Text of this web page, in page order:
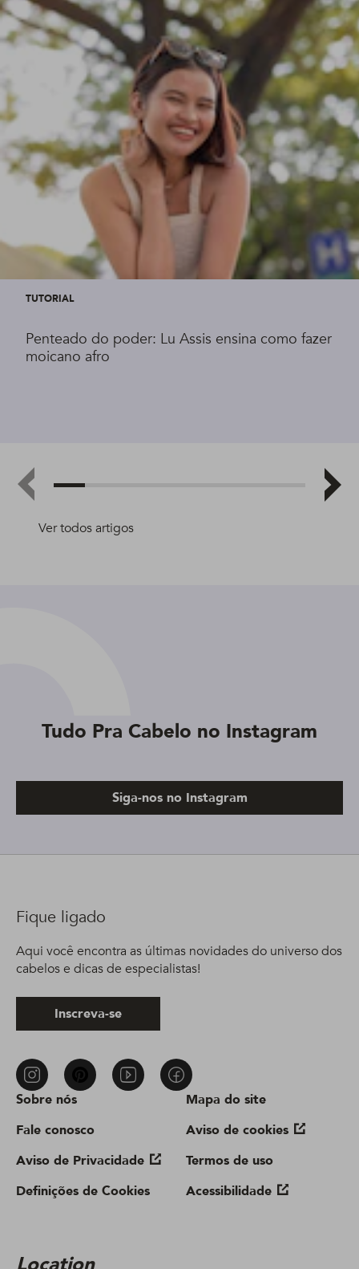
Ver todos artigos
TUTORIAL
Penteado do poder: Lu Assis ensina como fazer
moicano afro
Tudo Pra Cabelo no Instagram
Siga-nos no Instagram
Sobre nós
Fale conosco
Aviso de Privacidade
Definições de Cookies
Mapa do site
Aviso de cookies
Termos de uso
Acessibilidade
Fique ligado
Aqui você encontra as últimas novidades do universo dos
cabelos e dicas de especialistas!
Inscreva-se